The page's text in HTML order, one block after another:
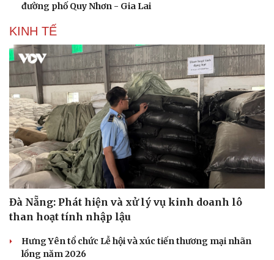
đường phố Quy Nhơn - Gia Lai
KINH TẾ
Đà Nẵng: Phát hiện và xử lý vụ kinh doanh lô
than hoạt tính nhập lậu
Hưng Yên tổ chức Lễ hội và xúc tiến thương mại nhãn
lồng năm 2026